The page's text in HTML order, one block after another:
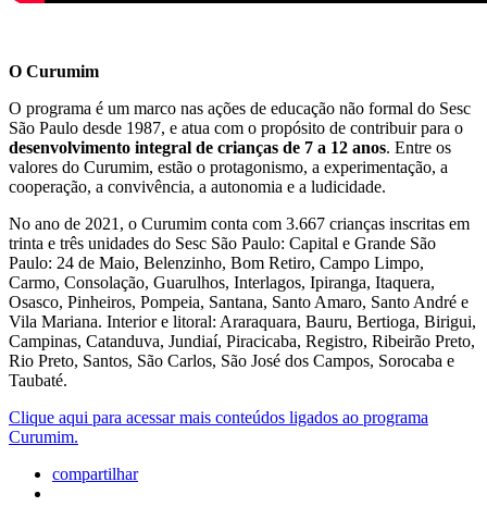
O Curumim
O programa é um marco nas ações de educação não formal do Sesc
São Paulo desde 1987, e atua com o propósito de contribuir para o
desenvolvimento integral de crianças de 7 a 12 anos. Entre os
valores do Curumim, estão o protagonismo, a experimentação, a
cooperação, a convivência, a autonomia e a ludicidade.
No ano de 2021, o Curumim conta com 3.667 crianças inscritas em
trinta e três unidades do Sesc São Paulo: Capital e Grande São
Paulo: 24 de Maio, Belenzinho, Bom Retiro, Campo Limpo,
Carmo, Consolação, Guarulhos, Interlagos, Ipiranga, Itaquera,
Osasco, Pinheiros, Pompeia, Santana, Santo Amaro, Santo André e
Vila Mariana. Interior e litoral: Araraquara, Bauru, Bertioga, Birigui,
Campinas, Catanduva, Jundiaí, Piracicaba, Registro, Ribeirão Preto,
Rio Preto, Santos, São Carlos, São José dos Campos, Sorocaba e
Taubaté.
Clique aqui para acessar mais conteúdos ligados ao programa
Curumim.
compartilhar